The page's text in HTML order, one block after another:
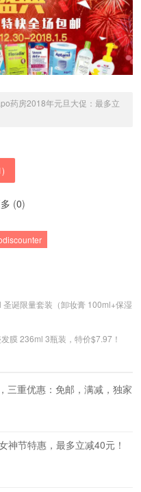
药房2018年元旦大促：最多立
)
(0)
诞限量套装（卸妆膏 100ml+保湿
膜 236ml 3瓶装，特价$7.97！
三重优惠：免邮，满减，独家
神节特惠，最多立减40元！